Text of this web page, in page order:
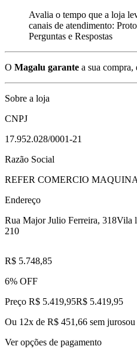
Avalia o tempo que a loja
canais de atendimento:
Perguntas e Respostas
O Magalu garante a sua compra,
Sobre a loja
CNPJ
17.952.028/0001-21
Razão Social
REFER COMERCIO
Endereço
Rua Major Julio Ferreira, 318Vila
210
R$ 5.748,85
6% OFF
Preço R$ 5.419,95R$ 5.419,95
Ou 12x de R$ 451,66 sem jurosou
Ver opções de pagamento